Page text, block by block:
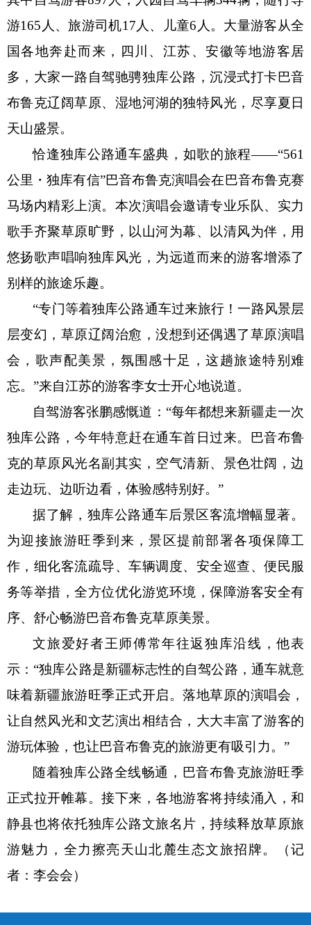
游165 人、旅游司机17 人、儿童6 人。大量游客从全
国各地奔赴而来，四川、江苏、安徽等地游客居
多，大家一路自驾驰骋独库公路，沉浸式打卡巴音
布鲁克辽阔草原、湿地河湖的独特风光，尽享夏日
天山盛景。
恰逢独库公路通车盛典，如歌的旅程——“561
公里・独库有信”巴音布鲁克演唱会在巴音布鲁克赛
马场内精彩上演。本次演唱会邀请专业乐队、实力
歌手齐聚草原旷野，以山河为幕、以清风为伴，用
悠扬歌声唱响独库风光，为远道而来的游客增添了
别样的旅途乐趣。
“专门等着独库公路通车过来旅行！一路风景层
层变幻 ，草原辽阔治愈，没想到还偶遇了草原演唱
会，歌声配美景，氛围感十足，这趟旅途特别难
忘。 ”来自江苏的游客李女士开心地说道。
自驾游客张鹏感慨道： “每年都想来新疆走一次
独库公路，今年特意赶在通车首日过来。巴音布鲁
克的草原风光名副其实，空气清新、景色壮阔，边
走边玩、边听边看，体验感特别好。 ”
据了解，独库公路通车后景区客流增幅显著。
为迎接旅游旺季到来，景区提前部署各项保障工
作，细化客流疏导、车辆调度、安全巡查、便民服
务等举措，全方位优化游览环境，保障游客安全有
序、舒心畅游巴音布鲁克草原美景。
文旅爱好者王师傅常年往返独库沿线，他表
示： “独库公路是新疆标志性的自驾公路，通车就意
味着新疆旅游旺季正式开启。落地草原的演唱会，
让自然风光和文艺演出相结合，大大丰富了游客的
游玩体验，也让巴音布鲁克的旅游更有吸引力。 ”
随着独库公路全线畅通，巴音布鲁克旅游旺季
正式拉开帷幕。接下来，各地游客将持续涌入，和
静县也将依托独库公路文旅名片，持续释放草原旅
游魅力，全力擦亮天山北麓生态文旅招牌。（记
者：李会会）